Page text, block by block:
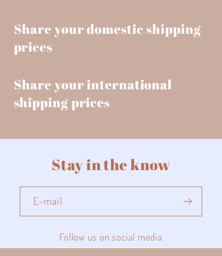
Share your domestic shipping
prices
Share your international
shipping prices
Stay in the know
E-mail
Follow us on social media